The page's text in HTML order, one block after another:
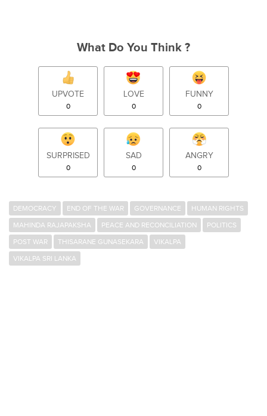
What Do You Think ?
UPVOTE
0
LOVE
0
FUNNY
0
SURPRISED
0
SAD
0
ANGRY
0
DEMOCRACY END OF THE WAR GOVERNANCE
HUMAN RIGHTS
MAHINDA RAJAPAKSHA
PEACE AND RECONCILIATION
POLITICS
POST WAR
THISARANE GUNASEKARA
VIKALPA
VIKALPA SRI LANKA